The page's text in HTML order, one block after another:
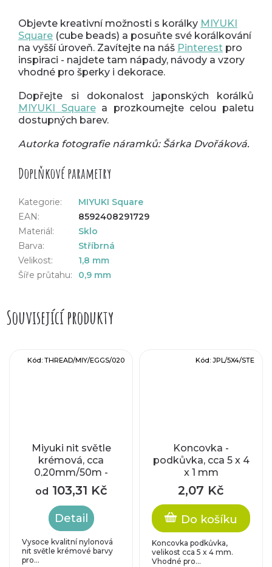
Objevte kreativní možnosti s korálky MIYUKI
Square (cube beads) a posuňte své korálkování
na vyšší úroveň. Zavítejte na náš Pinterest pro
inspiraci - najdete tam nápady, návody a vzory
vhodné pro šperky i dekorace.
Dopřejte si dokonalost japonských korálků
MIYUKI Squarea prozkoumejte celou paletu
dostupných barev.
Autorka fotografie náramků: Šárka Dvořáková.
Doplňkové parametry
Kategorie:
MIYUKI Square
EAN :
8592408291729
Materiál :
Sklo
Barva:
Stříbrná
Velikost:
1,8 mm
Šíře průtahu: 0,9 mm
Související produkty
Miyuki nit světle
krémová, cca
0,20mm/50m -
velikost B
od 103,31 Kč
Detail
Vysoce kvalitní nylonová
nit světle krémové barvy
pro...
Kód: THREAD/MIY/EGGS/020
Koncovka -
podkůvka, cca 5 x 4
x 1 mm
2,07 Kč
Do košíku
Koncovka podkůvka,
velikost cca 5 x 4 mm.
Vhodné pro...
Kód: JPL/5X4/STE